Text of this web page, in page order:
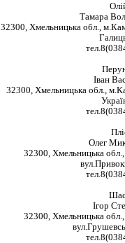
Тамара
32300, Хмельницька обл.,
Іван
32300, Хмельницька обл.,
Олег
32300, Хмельницька
Ігор
32300, Хмельницька